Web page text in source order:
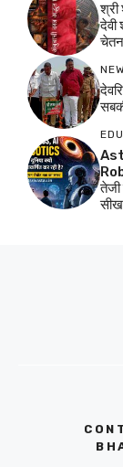
श्री
देवी
तेजी